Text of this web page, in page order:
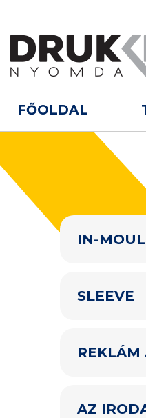
FŐOLDAL
IN-
SLEEVE
REKLÁM
AZ